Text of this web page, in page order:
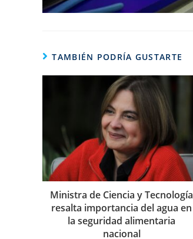
TAMBIÉN PODRÍA GUSTARTE
Ministra de Ciencia y Tecnología
resalta importancia del agua en
la seguridad alimentaria
nacional